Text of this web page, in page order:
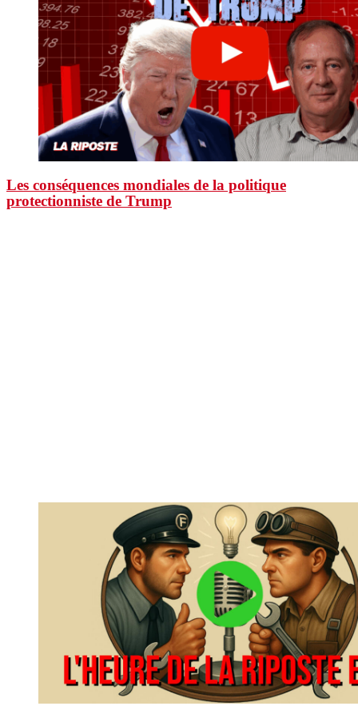
Les conséquences mondiales de la politique
protectionniste de Trump